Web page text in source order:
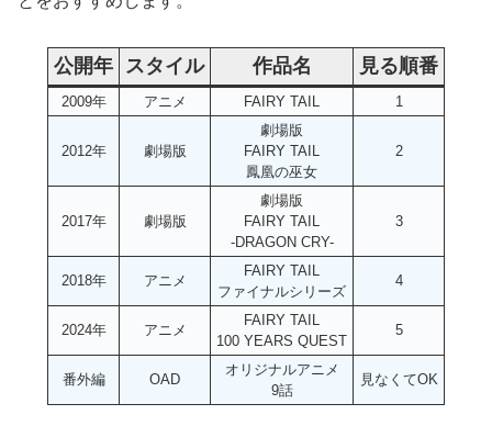
公開年 スタイル 作品名 見る順番
2009年 アニメ FAIRY TAIL 1
2012年 劇場版
劇場版
FAIRY TAIL
鳳凰の巫女
2
2017年 劇場版
劇場版
FAIRY TAIL
-DRAGON CRY-
3
2018年 アニメ
FAIRY TAIL
ファイナルシリーズ
4
2024年 アニメ
FAIRY TAIL
100 YEARS QUEST
5
番外編 OAD
オリジナルアニメ
9話
見なくてOK